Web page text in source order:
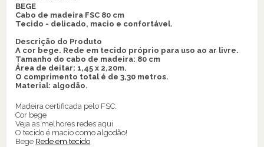
BEGE
Cabo de madeira FSC 80 cm
Tecido - delicado, macio e confortável.
Descrição do Produto
A cor bege. Rede em tecido próprio para uso ao ar livre.
Tamanho do cabo de madeira: 80 cm
Área de deitar: 1,45 x 2,20m.
O comprimento total é de 3,30 metros.
Material: algodão.
Madeira certificada pelo FSC.
Cor bege
Veja as melhores redes aqui
O tecido é macio como algodão!
Bege Rede em tecido